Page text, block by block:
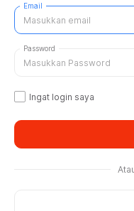
Email
Password
Ingat login saya